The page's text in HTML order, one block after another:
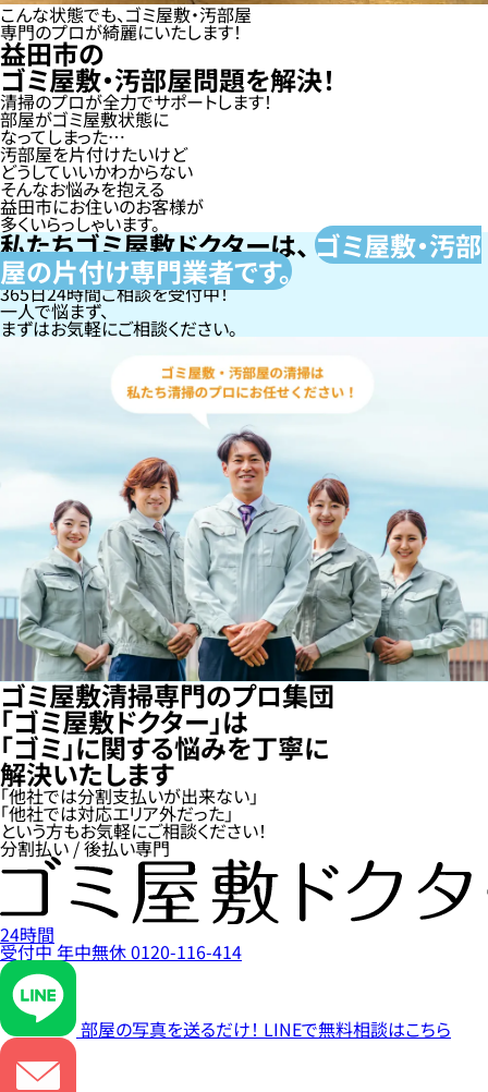
こんな状態でも、ゴミ屋敷・汚部屋
専門のプロが綺麗にいたします！
益田市の
ゴミ屋敷・汚部屋問題を解決！
清掃のプロが全力でサポートします！
部屋がゴミ屋敷状態に
なってしまった…
汚部屋を片付けたいけど
どうしていいかわからない
そんなお悩みを抱える
益田市にお住いのお客様が
多くいらっしゃいます。
私たちゴミ屋敷ドクターは、ゴミ屋敷・汚部
屋の片付け専門業者です。
365日24時間ご相談を受付中！
一人で悩まず、
まずはお気軽にご相談ください。
ゴミ屋敷清掃専門のプロ集団
「ゴミ屋敷ドクター」は
「ゴミ」に関する悩みを丁寧に
解決いたします
「他社では分割支払いが出来ない」
「他社では対応エリア外だった」
という方もお気軽にご相談ください！
分割払い / 後払い専門
24時間
受付中年中無休0120-116-414
部屋の写真を送るだけ！ LINEで無料相談はこちら